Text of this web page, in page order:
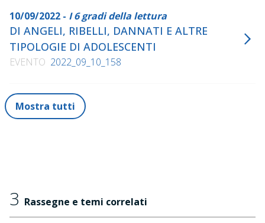
10/09/2022 - I 6 gradi della lettura
DI ANGELI, RIBELLI, DANNATI E ALTRE
TIPOLOGIE DI ADOLESCENTI
EVENTO 2022_09_10_158
Mostra tutti
3 Rassegne e temi correlati